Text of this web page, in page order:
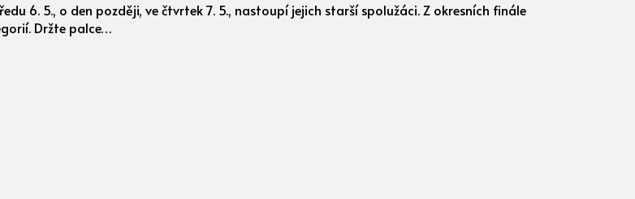
6. 5., o den později, ve čtvrtek 7. 5., nastoupí jejich starší spolužáci. Z okresních finále
Držte palce…